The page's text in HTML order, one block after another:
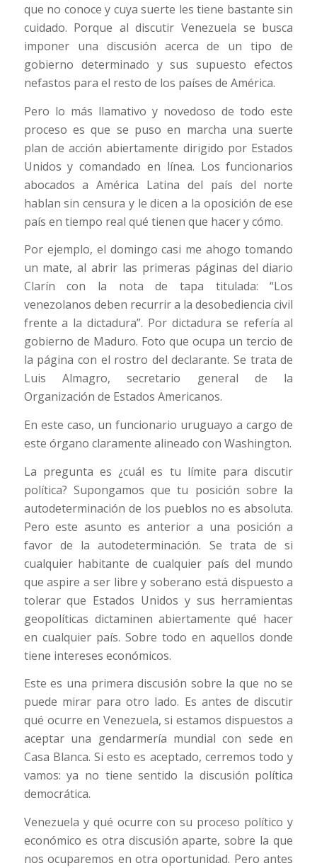
que no conoce y cuya suerte les tiene bastante sin
cuidado. Porque al discutir Venezuela se busca
imponer una discusión acerca de un tipo de
gobierno determinado y sus supuesto efectos
nefastos para el resto de los países de América.
Pero lo más llamativo y novedoso de todo este
proceso es que se puso en marcha una suerte
plan de acción abiertamente dirigido por Estados
Unidos y comandado en línea. Los funcionarios
abocados a América Latina del país del norte
hablan sin censura y le dicen a la oposición de ese
país en tiempo real qué tienen que hacer y cómo.
Por ejemplo, el domingo casi me ahogo tomando
un mate, al abrir las primeras páginas del diario
Clarín con la nota de tapa titulada: “Los
venezolanos deben recurrir a la desobediencia civil
frente a la dictadura”. Por dictadura se refería al
gobierno de Maduro. Foto que ocupa un tercio de
la página con el rostro del declarante. Se trata de
Luis Almagro, secretario general de la
Organización de Estados Americanos.
En este caso, un funcionario uruguayo a cargo de
este órgano claramente alineado con Washington.
La pregunta es ¿cuál es tu límite para discutir
política? Supongamos que tu posición sobre la
autodeterminación de los pueblos no es absoluta.
Pero este asunto es anterior a una posición a
favor de la autodeterminación. Se trata de si
cualquier habitante de cualquier país del mundo
que aspire a ser libre y soberano está dispuesto a
tolerar que Estados Unidos y sus herramientas
geopolíticas dictaminen abiertamente qué hacer
en cualquier país. Sobre todo en aquellos donde
tiene intereses económicos.
Este es una primera discusión sobre la que no se
puede mirar para otro lado. Es antes de discutir
qué ocurre en Venezuela, si estamos dispuestos a
aceptar una gendarmería mundial con sede en
Casa Blanca. Si esto es aceptado, cerremos todo y
vamos: ya no tiene sentido la discusión política
democrática.
Venezuela y qué ocurre con su proceso político y
económico es otra discusión aparte, sobre la que
nos ocuparemos en otra oportunidad. Pero antes